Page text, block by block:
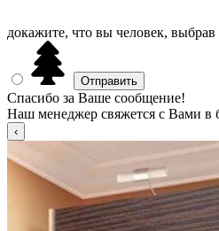
докажите, что вы человек, выбрав
Спасибо за Ваше сообщение!
Наш менеджер свяжется с Вами в